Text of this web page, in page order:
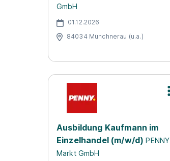
GmbH
01.12.2026
84034 Münchnerau (u.a.)
Ausbildung Kaufmann im
Einzelhandel (m/w/d) PENNY
Markt GmbH